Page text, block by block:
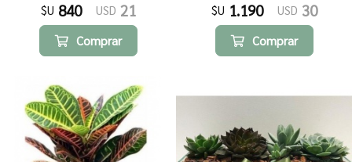
$U 840 USD 21
Comprar
$U 1.190 USD 30
Comprar